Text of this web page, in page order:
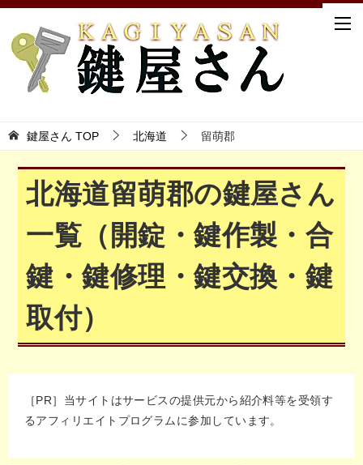
鍵屋さん TOP 北海道 留萌郡
北海道留萌郡の鍵屋さん
一覧（開錠・鍵作製・合
鍵・鍵修理・鍵交換・鍵
取付）
［PR］当サイトはサービスの提供元から紹介料等を受領す
るアフィリエイトプログラムに参加しています。